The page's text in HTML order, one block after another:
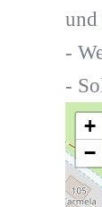
und
-
-
+
−